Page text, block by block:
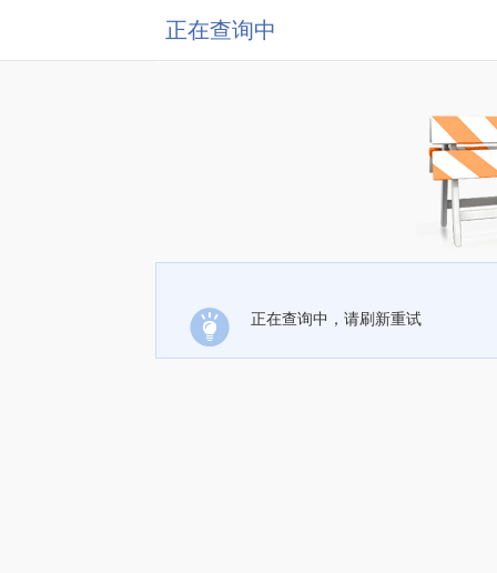
正在查询中
正在查询中，请刷新重试